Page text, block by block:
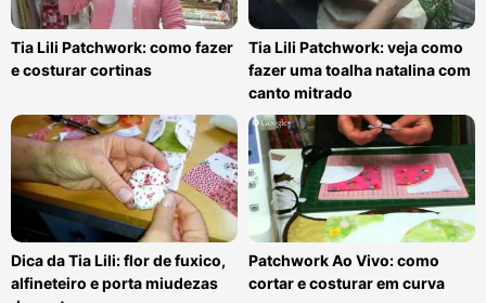
Tia Lili Patchwork: como fazer
e costurar cortinas
Tia Lili Patchwork: veja como
fazer uma toalha natalina com
canto mitrado
Dica da Tia Lili: flor de fuxico,
alfineteiro e porta miudezas
Patchwork Ao Vivo: como
cortar e costurar em curva